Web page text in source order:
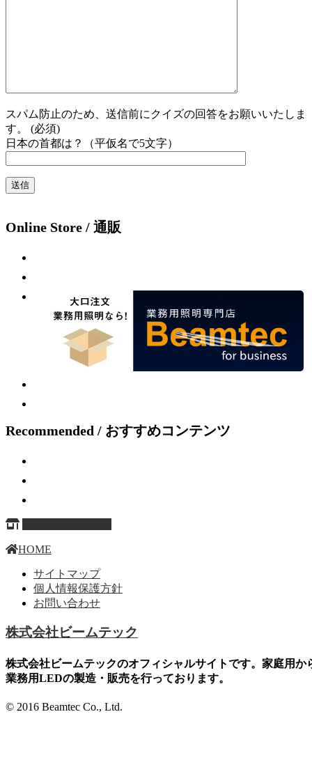
スパム防止のため、送信前にクイズの回答をお願いいたしま
す。 (必須)
日本の首都は？（平仮名で5文字）
Online Store / 通販
Recommended / おすすめコンテンツ
HOME
サイトマップ
個人情報保護方針
お問い合わせ
株式会社ビームテック
株式会社ビームテックのオフィシャルサイトです。家庭用か
業務用LEDの製造・販売を行っております。
© 2016 Beamtec Co., Ltd.